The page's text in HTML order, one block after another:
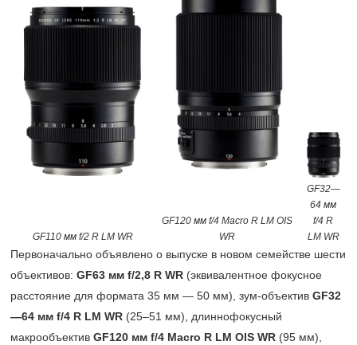
GF110 мм f/2 R LM WR
GF120 мм f/4 Macro R LM OIS
WR
GF32—
64 мм
f/4 R
LM WR
Первоначально объявлено о выпуске в новом семействе шести
объективов: GF63 мм f/2,8 R WR (эквивалентное фокусное
расстояние для формата 35 мм — 50 мм), зум-объектив GF32
—64 мм f/4 R LM WR (25–51 мм),
длиннофокусный
макрообъектив GF120 мм f/4 Macro R LM OIS WR (95 мм),